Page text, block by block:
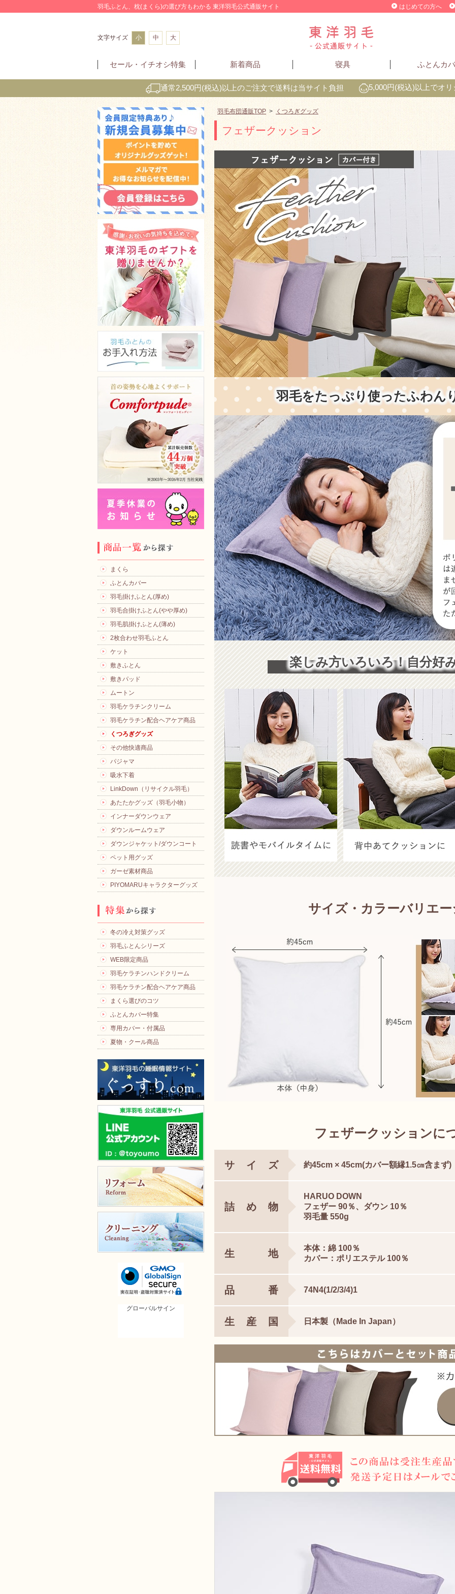
羽毛ふとん、枕(まくら)の選び方もわかる 東洋羽毛公式通販サイト はじめての方へ
文字サイズ 小 中 大
セール・ イチオシ特集 新着商品 寝具 ふとんカ
通常2,500円(税込)以上のご注文で送料は当サイト負担 5,000円(税込)以上でオ
羽毛布団通販TOP > くつろぎグッズ
フェザークッション
羽毛をたっぷり使ったふわん
楽しみ方いろいろ！自分好
サイズ・カラーバリエ
フェザークッションに
サイズ 約45cm × 45cm(カバー額縁1.5㎝含まず)
詰め物
HARUO DOWN
フェザー 90％、ダウン 10％
羽毛量 550g
生地
本体：綿 100％
カバー：ポリエステル 100％
品番 74N4(1/2/3/4)1
生産国 日本製（Made In Japan）
まくら
ふとんカバー
羽毛掛けふとん(厚め)
羽毛合掛けふとん(やや厚め)
羽毛肌掛けふとん(薄め)
2枚合わせ羽毛ふとん
ケット
敷きふとん
敷きパッド
ムートン
羽毛ケラチンクリーム
羽毛ケラチン配合ヘアケア商品
くつろぎグッズ
その他快適商品
パジャマ
吸水下着
LinkDown（リサイクル羽毛）
あたたかグッズ（羽毛小物）
インナーダウンウェア
ダウンルームウェア
ダウンジャケット/ダウンコート
ペット用グッズ
ガーゼ素材商品
PIYOMARUキャラクターグッズ
冬の冷え対策グッズ
羽毛ふとんシリーズ
WEB限定商品
羽毛ケラチンハンドクリーム
羽毛ケラチン配合ヘアケア商品
まくら選びのコツ
ふとんカバー特集
専用カバー・付属品
夏物・クール商品
グローバルサイン